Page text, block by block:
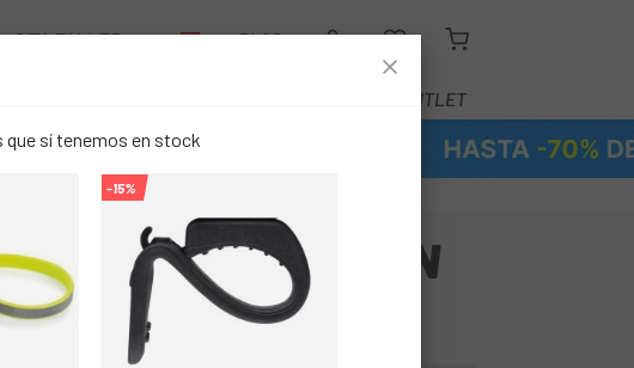
CITA TALLER BLOG
OUTLET
GIANT RAIL SILLIN
200/100 TRAS.
sí tenemos en stock
-15%